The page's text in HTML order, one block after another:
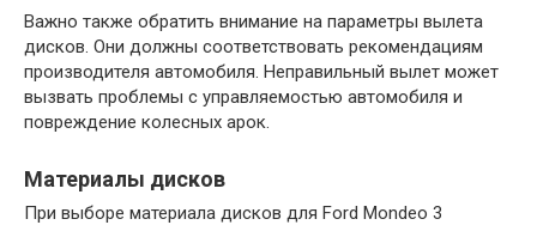
Важно также обратить внимание на параметры вылета
дисков. Они должны соответствовать рекомендациям
производителя автомобиля. Неправильный вылет может
вызвать проблемы с управляемостью автомобиля и
повреждение колесных арок.
Материалы дисков
При выборе материала дисков для Ford Mondeo 3